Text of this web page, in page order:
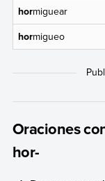
hormiguear
hormigueo
Oraciones
hor-